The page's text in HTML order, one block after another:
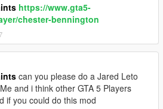
https://www.gta5-
chester-bennington
can you please do a Jared Leto
and i think other GTA 5 Players
if you could do this mod